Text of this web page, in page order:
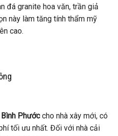
đá granite hoa văn, trần giả
này làm tăng tính thẩm mỹ
cao.
Phướccho nhà xây mới, có
tối ưu nhất. Đối với nhà cải